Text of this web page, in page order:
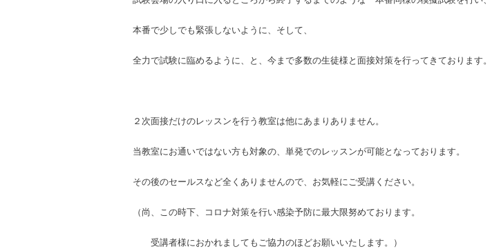
本番で少しでも緊張しないように、そして、
全力で試験に臨めるように、と、今まで多数の生徒様と面接対策を行ってきております。
２次面接だけのレッスンを行う教室は他にあまりありません。
当教室にお通いではない方も対象の、単発でのレッスンが可能となっております。
その後のセールスなど全くありませんので、お気軽にご受講ください。
（尚、この時下、コロナ対策を行い感染予防に最大限努めております。
受講者様におかれましてもご協力のほどお願いいたします。）